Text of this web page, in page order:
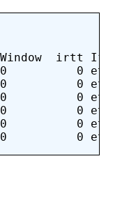
irtt Iface
0 eth0
0          0 eth1
0 eth1
0 eth0
0 eth1